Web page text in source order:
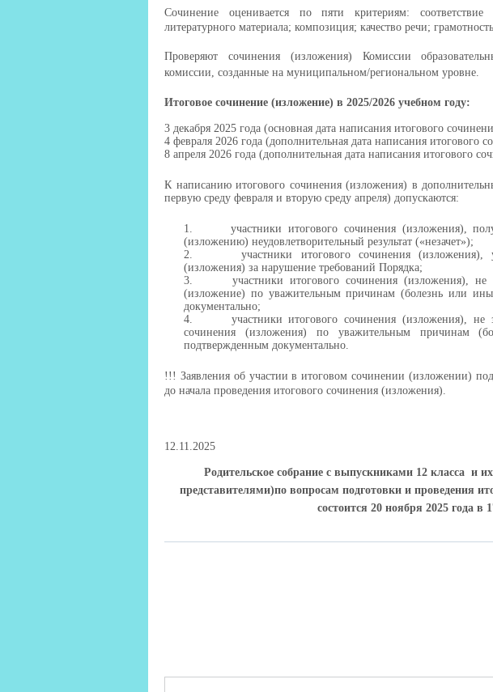
Сочинение оценивается по пяти критериям: соответствие
литературного материала; композиция; качество речи;
Проверяют сочинения (изложения) Комиссии
комиссии, созданные на муниципальном/региональном уровне.
Итоговое сочинение (изложение) в 2025/2026 учебном году:
3 декабря 2025 года (основная дата написания итогового
4 февраля 2026 года (дополнительная дата написания итогового
8 апреля 2026 года (дополнительная дата написания итогового
К написанию итогового сочинения (изложения) в
первую среду февраля и вторую среду апреля) допускаются:
1.
участники итогового сочинения (изложения),
(изложению) неудовлетворительный результат («незачет»);
2.
участники итогового сочинения (изложения),
(изложения) за нарушение требований Порядка;
3.
участники итогового сочинения (изложения),
(изложение) по уважительным причинам (болезнь или
документально;
4.
участники итогового сочинения (изложения), не
сочинения (изложения) по уважительным причинам
подтвержденным документально.
!!! Заявления об участии в итоговом сочинении (изложении)
до начала проведения итогового сочинения (изложения).
12.11.2025
Родительское собрание с выпускниками 12 класса и
представителями)по вопросам подготовки и проведения
состоится 20 ноября 2025 года в